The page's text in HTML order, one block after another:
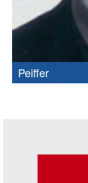
Peiffer